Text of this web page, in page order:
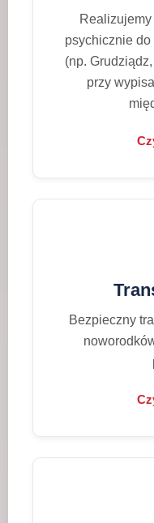
psychicznie
(np.
przy
Bezpieczny